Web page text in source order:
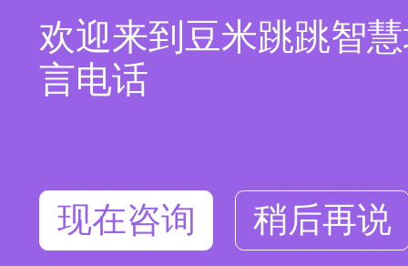
欢迎来到豆米跳跳智
言电话
现在咨询 稍后再说